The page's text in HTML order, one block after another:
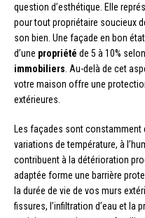
question d’esthétique. Elle
pour tout propriétaire soucieux
son bien. Une façade en bon
d’une propriété de 5 à 10%
immobiliers . Au-delà de cet
votre maison offre une
extérieures.
Les façades sont constamment
variations de température, à
contribuent à la détérioration
adaptée forme une barrière
la durée de vie de vos murs
fissures, l’infiltration d’eau et la